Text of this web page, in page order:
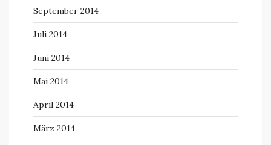
September 2014
Juli 2014
Juni 2014
Mai 2014
April 2014
März 2014